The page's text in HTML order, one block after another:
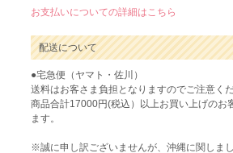
お支払いについての詳細はこちら
配送について
●宅急便（ヤマト・佐川）
送料はお客さま負担となりますのでご注意くだ
商品合計17000円(税込）以上お買い上げのお
ます。
※誠に申し訳ございませんが、沖縄に関しま